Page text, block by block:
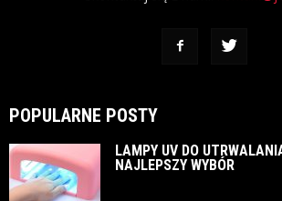
POPULARNE POSTY
LAMPY UV DO
NAJLEPSZY WYBÓR